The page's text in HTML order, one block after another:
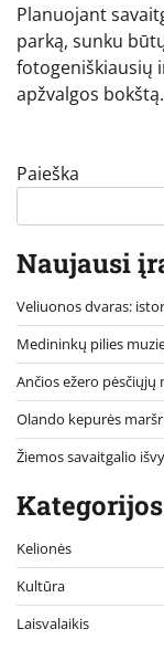
Planuojant
parką, sunku
fotogeniškiausių
apžvalgos
Paieška
Naujausi
Veliuonos dvaras:
Medininkų pilies
Ančios ežero
Olando kepurės
Žiemos savaitgalio
Kategorijos
Kelionės
Kultūra
Laisvalaikis